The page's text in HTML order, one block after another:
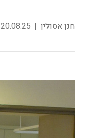
חנן אסולין 20.08.25